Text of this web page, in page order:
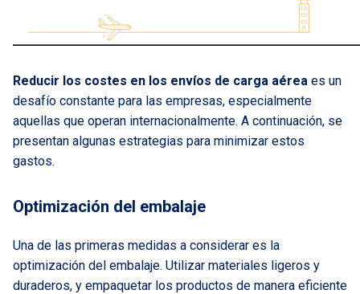
Reducir los costes en los envíos de carga aérea es un
desafío constante para las empresas, especialmente
aquellas que operan internacionalmente. A continuación, se
presentan algunas estrategias para minimizar estos
gastos.
Optimización del embalaje
Una de las primeras medidas a considerar es la
optimización del embalaje. Utilizar materiales ligeros y
duraderos, y empaquetar los productos de manera eficiente